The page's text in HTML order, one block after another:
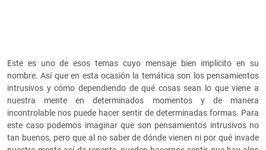
Este es uno de esos temas cuyo mensaje bien implícito en su
nombre. Así que en esta ocasión la temática son los pensamientos
intrusivos y cómo dependiendo de qué cosas sean lo que viene a
nuestra mente en determinados momentos y de manera
incontrolable nos puede hacer sentir de determinadas formas. Para
este caso podemos imaginar que son pensamientos intrusivos no
tan buenos, pero que al no saber de dónde vienen ni por qué invade